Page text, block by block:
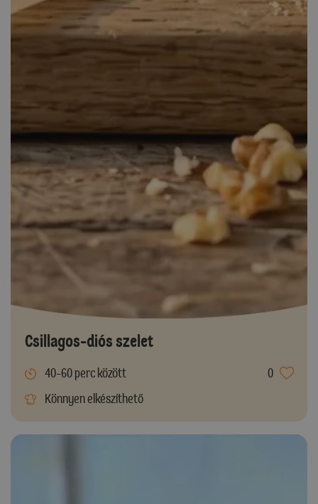
Csillagos-diós szelet
40-60 perc között
0
Könnyen elkészíthető